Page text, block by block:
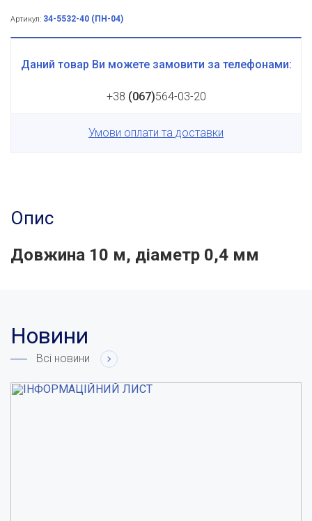
Артикул: 34-5532-40 (ПН-04)
Даний товар Ви можете замовити за телефонами:
+38 (067)564-03-20
Умови оплати та доставки
Опис
Довжина 10 м, діаметр 0,4 мм
Новини
Всі новини